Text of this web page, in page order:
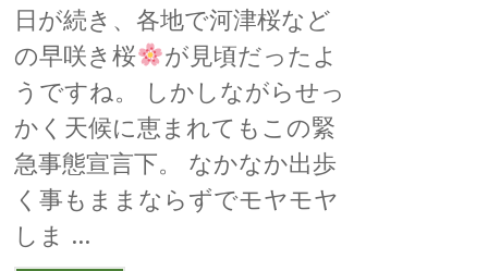
日が続き、各地で河津桜など
の早咲き桜
が見頃だったよ
うですね。 しかしながらせっ
かく天候に恵まれてもこの緊
急事態宣言下。 なかなか出歩
く事もままならずでモヤモヤ
しま …